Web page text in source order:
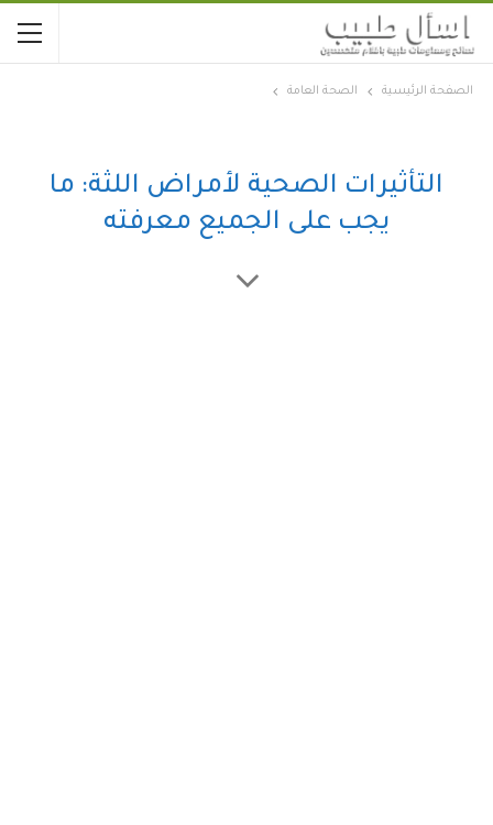
الصفحة الرئيسية الصحة العامة
التأثيرات الصحية لأمراض اللثة: ما
يجب على الجميع معرفته